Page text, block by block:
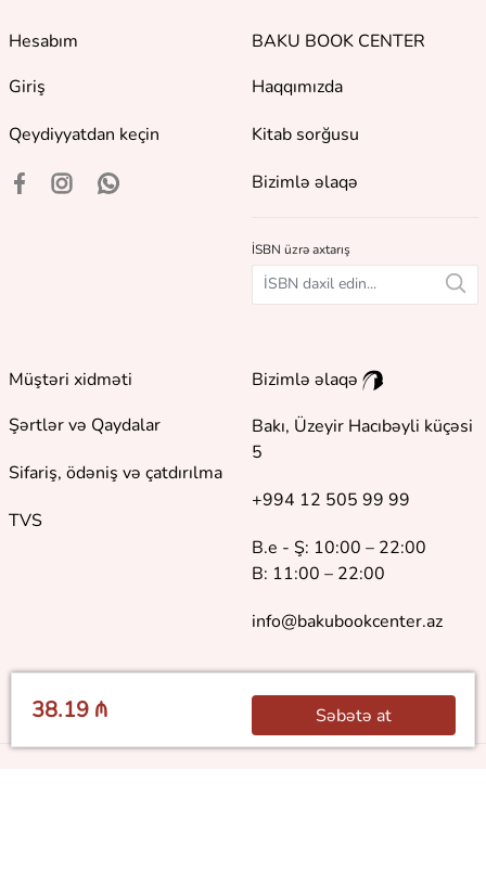
38.19 ₼ Səbətə at
Hesabım
Giriş
Qeydiyyatdan keçin
BAKU BOOK CENTER
Haqqımızda
Kitab sorğusu
Bizimlə əlaqə
İSBN üzrə axtarış
Müştəri xidməti
Şərtlər və Qaydalar
Sifariş, ödəniş və çatdırılma
TVS
Bizimlə əlaqə
Bakı, Üzeyir Hacıbəyli küçəsi
5
+994 12 505 99 99
B.e - Ş: 10:00 – 22:00
B: 11:00 – 22:00
info@bakubookcenter.az